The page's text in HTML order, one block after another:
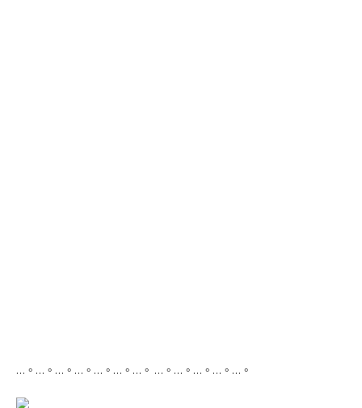
…。…。…。…。…。…。…。 …。…。…。…。…。